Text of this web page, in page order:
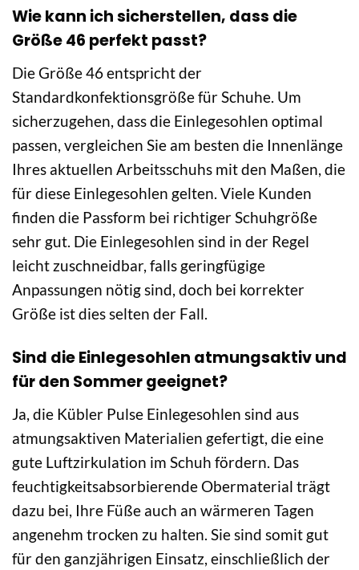
Wie kann ich sicherstellen, dass die
Größe 46 perfekt passt?
Die Größe 46 entspricht der
Standardkonfektionsgröße für Schuhe. Um
sicherzugehen, dass die Einlegesohlen optimal
passen, vergleichen Sie am besten die Innenlänge
Ihres aktuellen Arbeitsschuhs mit den Maßen, die
für diese Einlegesohlen gelten. Viele Kunden
finden die Passform bei richtiger Schuhgröße
sehr gut. Die Einlegesohlen sind in der Regel
leicht zuschneidbar, falls geringfügige
Anpassungen nötig sind, doch bei korrekter
Größe ist dies selten der Fall.
Sind die Einlegesohlen atmungsaktiv und
für den Sommer geeignet?
Ja, die Kübler Pulse Einlegesohlen sind aus
atmungsaktiven Materialien gefertigt, die eine
gute Luftzirkulation im Schuh fördern. Das
feuchtigkeitsabsorbierende Obermaterial trägt
dazu bei, Ihre Füße auch an wärmeren Tagen
angenehm trocken zu halten. Sie sind somit gut
für den ganzjährigen Einsatz, einschließlich der